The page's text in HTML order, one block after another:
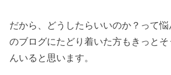
だから、どうしたらいいのか？って悩
のブログにたどり着いた方もきっとそ
んいると思います。